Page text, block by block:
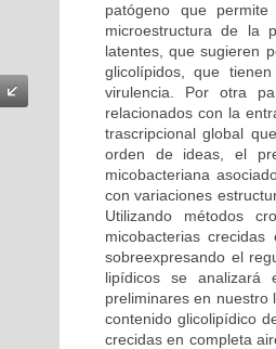
patógeno que
microestructura de la
latentes, que sugieren
glicolípidos, que
virulencia. Por otra
relacionados con la
trascripcional global
orden de ideas, el
micobacteriana
con variaciones
Utilizando métodos
micobacterias
sobreexpresando el
lipídicos se analizará
preliminares en nuestro
contenido glicolipídico
crecidas en completa